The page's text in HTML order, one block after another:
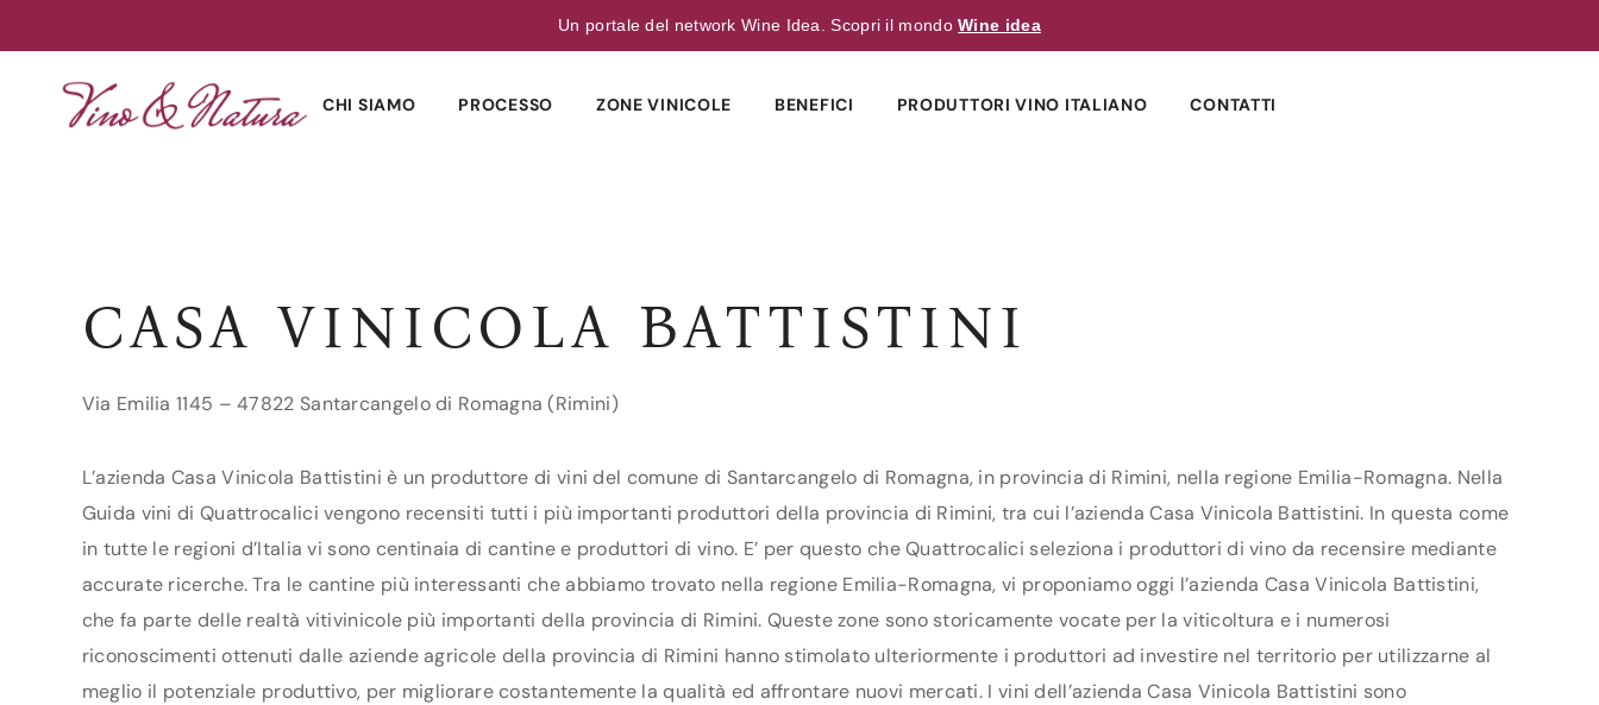
Un portale del network Wine Idea. Scopri il mondoWine idea
CHI SIAMO PROCESSO ZONE VINICOLE BENEFICI PRODUTTORI VINO ITALIANO CONTATTI
CASA VINICOLA BATTISTINI
Via Emilia 1145 – 47822 Santarcangelo di Romagna (Rimini)
L’azienda Casa Vinicola Battistini è un produttore di vini del comune di Santarcangelo di Romagna, in provincia di Rimini, nella regione Emilia-Romagna. Nella
Guida vini di Quattrocalici vengono recensiti tutti i più importanti produttori della provincia di Rimini, tra cui l’azienda Casa Vinicola Battistini. In questa come
in tutte le regioni d’Italia vi sono centinaia di cantine e produttori di vino. E’ per questo che Quattrocalici seleziona i produttori di vino da recensire mediante
accurate ricerche. Tra le cantine più interessanti che abbiamo trovato nella regione Emilia-Romagna, vi proponiamo oggi l’azienda Casa Vinicola Battistini,
che fa parte delle realtà vitivinicole più importanti della provincia di Rimini. Queste zone sono storicamente vocate per la viticoltura e i numerosi
riconoscimenti ottenuti dalle aziende agricole della provincia di Rimini hanno stimolato ulteriormente i produttori ad investire nel territorio per utilizzarne al
meglio il potenziale produttivo, per migliorare costantemente la qualità ed affrontare nuovi mercati. I vini dell’azienda Casa Vinicola Battistini sono